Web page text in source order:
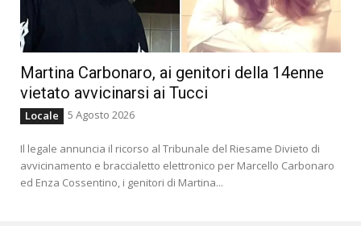
Martina Carbonaro, ai genitori della 14enne
vietato avvicinarsi ai Tucci
Locale 5 Agosto 2026
Il legale annuncia il ricorso al Tribunale del Riesame Divieto di
avvicinamento e braccialetto elettronico per Marcello Carbonaro
ed Enza Cossentino, i genitori di Martina...